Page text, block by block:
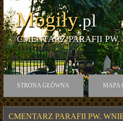
Mogiły.pl
CMENTARZ PARAFII
STRONA GŁÓWNA MAPA
CMENTARZ PARAFII PW.